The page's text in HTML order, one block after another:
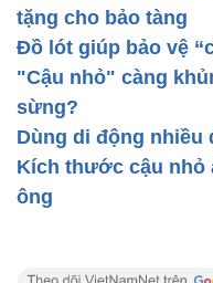
tặng cho bảo tàng
Đồ lót giúp bảo vệ
"Cậu nhỏ" càng
sừng?
Dùng di động
Kích thước cậu nhỏ
ông